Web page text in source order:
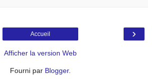
›
Accueil
Afficher la version Web
Fourni par Blogger.